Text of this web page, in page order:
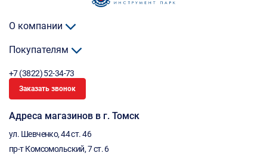
О компании
Покупателям
+7 (3822) 52-34-73
Заказать звонок
Адреса магазинов в г. Томск
ул. Шевченко, 44 ст. 46
пр-т Комсомольский, 7 ст. 6